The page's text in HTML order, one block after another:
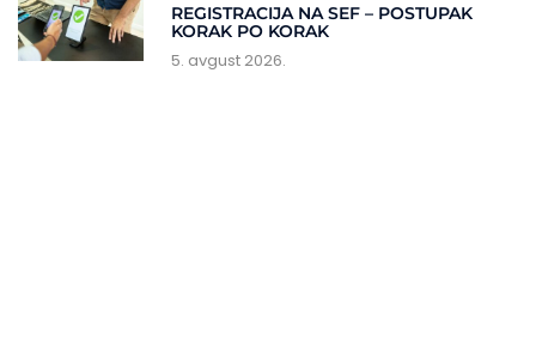
REGISTRACIJA NA SEF – POSTUPAK
KORAK PO KORAK
5. avgust 2026.